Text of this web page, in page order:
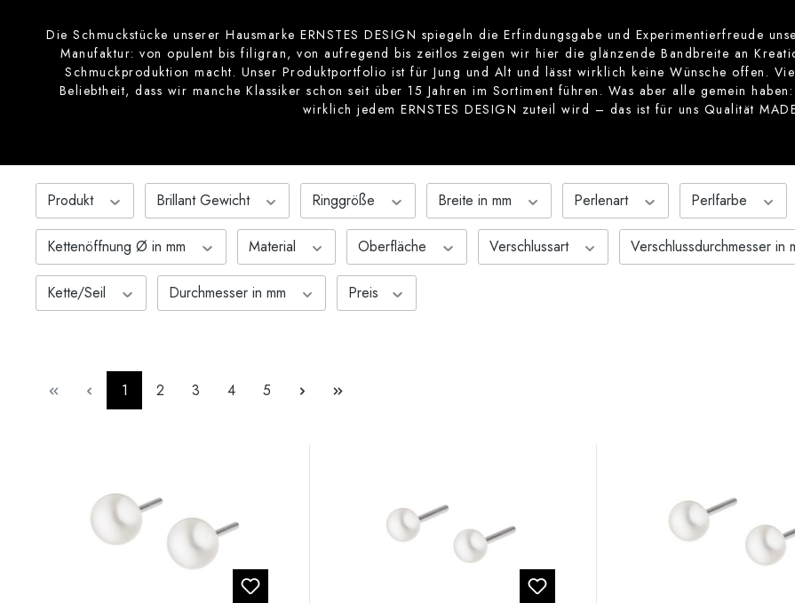
Die Schmuckstücke unserer Hausmarke ERNSTES DESIGN spiegeln die Erfindungsgabe und Experimentierfreude
Manufaktur: von opulent bis filigran, von aufregend bis zeitlos zeigen wir hier die glänzende Bandbreite an
Schmuckproduktion macht. Unser Produktportfolio ist für Jung und Alt und lässt wirklich keine Wünsche offen.
Beliebtheit, dass wir manche Klassiker schon seit über 15 Jahren im Sortiment führen. Was aber alle gemein
wirklich jedem ERNSTES DESIGN zuteil wird – das ist für uns Qualität
Produkt Brillant Gewicht Ringgröße Breite in mm Perlenart Perlfarbe
Kettenöffnung Ø in mm Material Oberfläche Verschlussart Verschlussdurchmesser in
Kette/Seil Durchmesser in mm Preis
Seite
1 Seite
2 Seite
3 Seite
4 Seite
5